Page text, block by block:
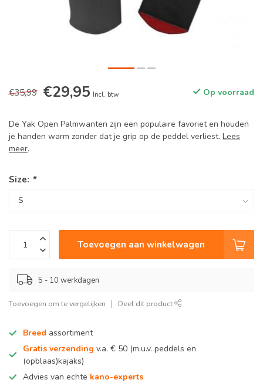
€35,99 €29,95 Incl. btw Op voorraad
De Yak Open Palmwanten zijn een populaire favoriet en houden
je handen warm zonder dat je grip op de peddel verliest. Lees
meer.
Size: *
Toevoegen aan winkelwagen
5 - 10 werkdagen
Toevoegen om te vergelijken Deel dit product
Breed assortiment
Gratis verzending v.a. € 50 (m.u.v. peddels en
(opblaas)kajaks)
Advies van echte kano-experts